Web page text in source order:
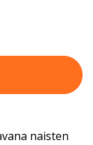
naisten